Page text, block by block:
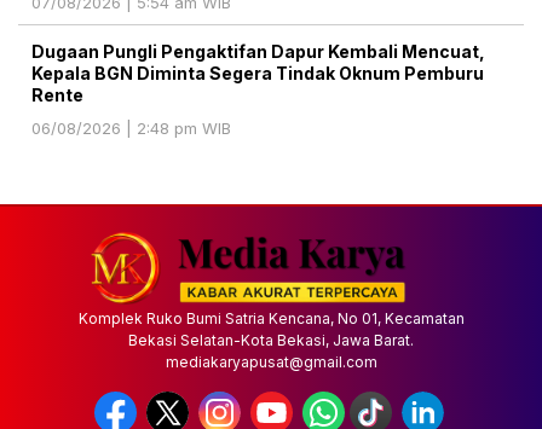
Dugaan Pungli Pengaktifan Dapur Kembali Mencuat,
Kepala BGN Diminta Segera Tindak Oknum Pemburu
Rente
06/08/2026 | 2:48 pm WIB
Komplek Ruko Bumi Satria Kencana, No 01, Kecamatan
Bekasi Selatan-Kota Bekasi, Jawa Barat.
mediakaryapusat@gmail.com